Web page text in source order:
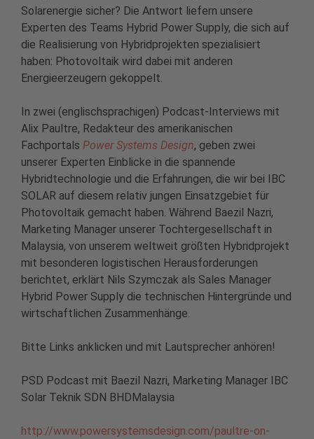
Solarenergie sicher? Die Antwort liefern unsere
Experten des Teams Hybrid Power Supply, die sich auf
die Realisierung von Hybridprojekten spezialisiert
haben: Photovoltaik wird dabei mit anderen
Energieerzeugern gekoppelt.
In zwei (englischsprachigen) Podcast-Interviews mit
Alix Paultre, Redakteur des amerikanischen
Fachportals Power Systems Design, geben zwei
unserer Experten Einblicke in die spannende
Hybridtechnologie und die Erfahrungen, die wir bei IBC
SOLAR auf diesem relativ jungen Einsatzgebiet für
Photovoltaik gemacht haben. Während Baezil Nazri,
Marketing Manager unserer Tochtergesellschaft in
Malaysia, von unserem weltweit größten Hybridprojekt
mit besonderen logistischen Herausforderungen
berichtet, erklärt Nils Szymczak als Sales Manager
Hybrid Power Supply die technischen Hintergründe und
wirtschaftlichen Zusammenhänge.
Bitte Links anklicken und mit Lautsprecher anhören!
PSD Podcast mit Baezil Nazri, Marketing Manager IBC
Solar Teknik SDN BHDMalaysia
http://www.powersystemsdesign.com/paultre-on-